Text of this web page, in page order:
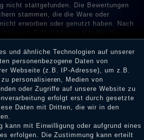
nicht stattgefunden. Die Bewertungen
stammen, die die Ware oder
erworben oder genutzt haben. Nach
E-Mail können Händler die
und ähnliche Technologien auf unserer
personenbezogene Daten von
Webseite (z.B. IP-Adresse), um z.B.
zu personalisieren, Medien von
oder Zugriffe auf unsere Website zu
erfolgt erst durch gesetzte
Daten mit Dritten, die wir in den
kann mit Einwilligung oder aufgrund eines
erfolgen. Die Zustimmung kann erteilt